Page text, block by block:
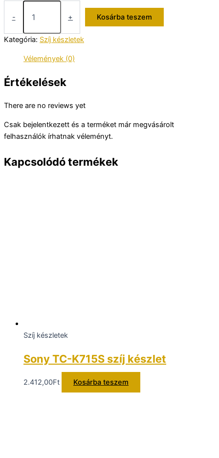
-
Sansui
szíj
készlet
mennyiség
+ Kosárba teszem
Kategória: Szíj készletek
Vélemények (0)
Értékelések
There are no reviews yet
Csak bejelentkezett és a terméket már megvásárolt
felhasználók írhatnak véleményt.
Kapcsolódó termékek
Szíj készletek
Sony TC-K715S szíj készlet
2.412,00Ft Kosárba teszem